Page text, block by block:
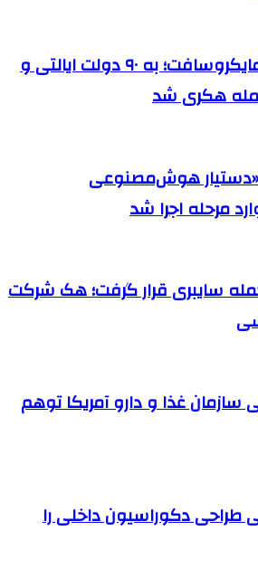
ضعف امنیتی مایکروسافت؛ به ۹۰ دولت ایالتی و
هکری شد
هوش‌مصنوعی
مرحله اجرا شد
سایبری قرار گرفت؛ هک شرکت
غذا و دارو آمریکا توهم
دکوراسیون داخلی را